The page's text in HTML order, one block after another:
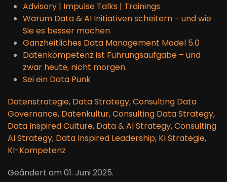
Advisory | Impulse Talks | Trainings
Warum Data & AI Initiativen scheitern – und wie
Sie es besser machen
Ganzheitliches Data Management Model 5.0
Datenkompetenz ist Führungsaufgabe – und
zwar heute, nicht morgen.
Sei ein Data Punk
Datenstrategie, Data Strategy,Consulting Data
Governance, Datenkultur,Consulting Data Strategy,
Data Inspired Culture, Data & AI Strategy,Consulting
AI Strategy, Data Inspired Leadership, KI Strategie,
KI-Kompetenz
Geändert am 01. Juni 2025.